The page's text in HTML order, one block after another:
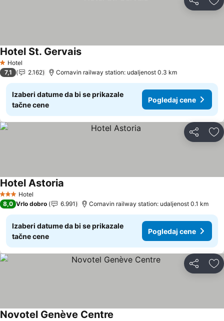
Deli
1 Zvezdice
Hotel
Hotel St. Gervais
7,1 2.162 Cornavin railway station: udaljenost 0.3 km
Izaberi datume da bi se prikazale
tačne cene
Pogledaj cene
Deli
3 Zvezdice
Hotel
Hotel Astoria
8,0 Vrlo dobro 6.991 Cornavin railway station: udaljenost 0.1 km
Izaberi datume da bi se prikazale
tačne cene
Pogledaj cene
Deli
Novotel Genève Centre